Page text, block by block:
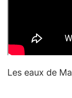
Les eaux de